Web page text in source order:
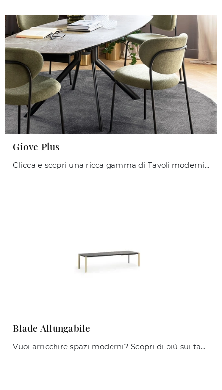
Giove Plus
Clicca e scopri una ricca gamma di Tavoli moderni allungabili da pranzo! Il modello Giove Plus di Connubia ti aspetta.
Blade Allungabile
Vuoi arricchire spazi moderni? Scopri di più sui tavoli moderni allungabili: il modello da cucina Blade Allungabile ti aspetta.